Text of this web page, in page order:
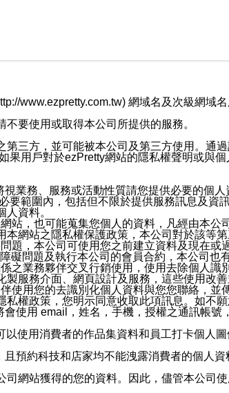
www.ezpretty.com.tw) 網域名及次級網域
要使用或取得本公司所提供的服務。
三方，並可能被本公司及第三方使用。通
用戶對於ezPretty網站的隱私權聲明或與
業務、服務或活動性質請您提供必要的個
範圍內，包括但不限於提供服務訊息及資
資料。
站，也可能蒐集您個人的資料，凡經由本
網站之隱私權保護政策，本公司對於該等
題，本公司可使用您之前建立資料及現在
問題及執行本公司的會員合約，本公司也
之業務夥伴交叉行銷使用，使用去除個人
服務介面、網頁設計及服務，這些使用改
使用您的去識別化個人資料與您您聯絡，
權政策，您明示同意收取此項訊息。如不
使用 email，姓名，手機，授權之通訊帳
使用消費者的作品集資料和員工打卡個人
預約科技和店家均不能洩露消費者的個人
網站獲得的您的資料。因此，儘管本公司